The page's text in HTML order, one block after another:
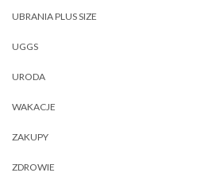
UBRANIA PLUS SIZE
UGGS
URODA
WAKACJE
ZAKUPY
ZDROWIE